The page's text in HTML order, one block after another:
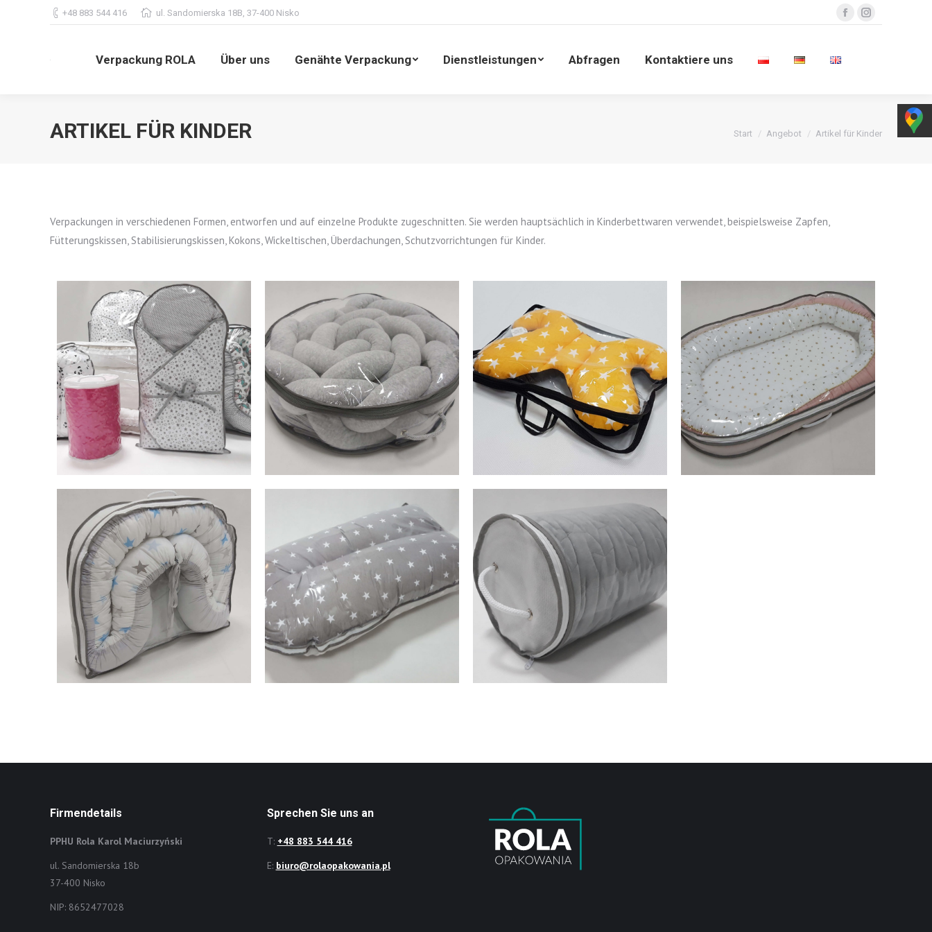
+48 883 544 416 ul. Sandomierska 18B, 37-400 Nisko FacebookInstagram
Verpackung ROLA Über uns Genähte Verpackung Dienstleistungen Abfragen Kontaktiere uns
ARTIKEL FÜR KINDER Sie befinden sich hier:
Start Angebot Artikel für Kinder
Verpackungen in verschiedenen Formen, entworfen und auf einzelne Produkte zugeschnitten. Sie werden hauptsächlich in Kinderbettwaren verwendet, beispielsweise Zapfen,
Fütterungskissen, Stabilisierungskissen, Kokons, Wickeltischen, Überdachungen, Schutzvorrichtungen für Kinder.
Firmendetails
PPHU Rola Karol Maciurzyński
ul. Sandomierska 18b
37-400 Nisko
NIP: 8652477028
Sprechen Sie uns an
T: +48 883 544 416
E: biuro@rolaopakowania.pl
Verpackung ROLA Über uns Genähte Verpackung Dienstleistungen Abfragen Kontaktiere uns